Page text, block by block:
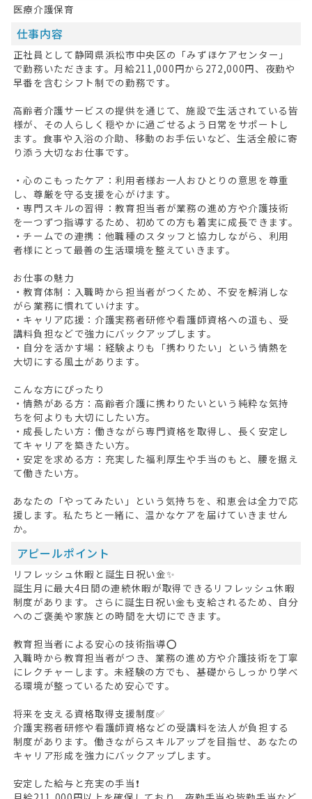
医療介護保育
仕事内容
正社員として静岡県浜松市中央区の「みずほケアセンター」
で勤務いただきます。月給211,000円から272,000円、夜勤や
早番を含むシフト制での勤務です。
高齢者介護サービスの提供を通じて、施設で生活されている皆
様が、その人らしく穏やかに過ごせるよう日常をサポートし
ます。食事や入浴の介助、移動のお手伝いなど、生活全般に寄
り添う大切なお仕事です。
・心のこもったケア：利用者様お一人おひとりの意思を尊重
し、尊厳を守る支援を心がけます。
・専門スキルの習得：教育担当者が業務の進め方や介護技術
を一つずつ指導するため、初めての方も着実に成長できます。
・チームでの連携：他職種のスタッフと協力しながら、利用
者様にとって最善の生活環境を整えていきます。
お仕事の魅力
・教育体制：入職時から担当者がつくため、不安を解消しな
がら業務に慣れていけます。
・キャリア応援：介護実務者研修や看護師資格への道も、受
講料負担などで強力にバックアップします。
・自分を活かす場：経験よりも「携わりたい」という情熱を
大切にする風土があります。
こんな方にぴったり
・情熱がある方：高齢者介護に携わりたいという純粋な気持
ちを何よりも大切にしたい方。
・成長したい方：働きながら専門資格を取得し、長く安定し
てキャリアを築きたい方。
・安定を求める方：充実した福利厚生や手当のもと、腰を据え
て働きたい方。
あなたの「やってみたい」という気持ちを、和恵会は全力で応
援します。私たちと一緒に、温かなケアを届けていきません
か。
アピールポイント
リフレッシュ休暇と誕生日祝い金✨
誕生月に最大4日間の連続休暇が取得できるリフレッシュ休暇
制度があります。さらに誕生日祝い金も支給されるため、自分
へのご褒美や家族との時間を大切にできます。
教育担当者による安心の技術指導⭕
入職時から教育担当者がつき、業務の進め方や介護技術を丁寧
にレクチャーします。未経験の方でも、基礎からしっかり学べ
る環境が整っているため安心です。
将来を支える資格取得支援制度✅
介護実務者研修や看護師資格などの受講料を法人が負担する
制度があります。働きながらスキルアップを目指せ、あなたの
キャリア形成を強力にバックアップします。
安定した給与と充実の手当❗